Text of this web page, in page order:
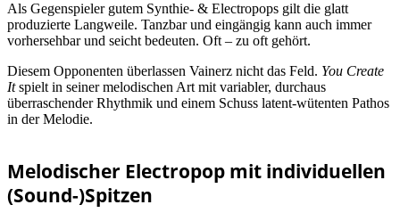
Als Gegenspieler gutem Synthie- & Electropops gilt die glatt
produzierte Langweile. Tanzbar und eingängig kann auch immer
vorhersehbar und seicht bedeuten. Oft – zu oft gehört.
Diesem Opponenten überlassen Vainerz nicht das Feld. You Create
Itspielt in seiner melodischen Art mit variabler, durchaus
überraschender Rhythmik und einem Schuss latent-wütenten Pathos
in der Melodie.
Melodischer Electropop mit individuellen
(Sound-)Spitzen